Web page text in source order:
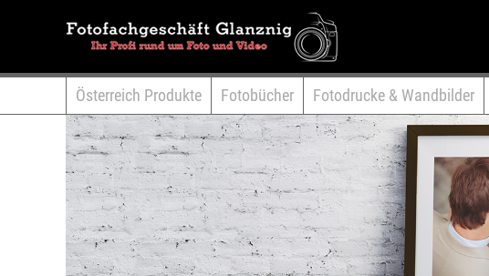
Österreich Produkte Fotobücher Fotodrucke & Wandbilder